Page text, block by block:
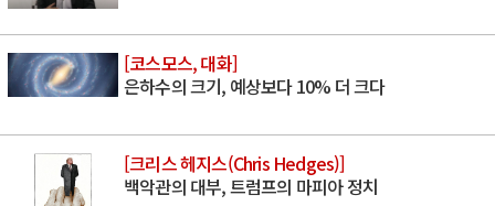
[코스모스, 대화]
은하수의 크기, 예상보다 10% 더 크다
[크리스 헤지스(Chris Hedges)]
백악관의 대부, 트럼프의 마피아 정치